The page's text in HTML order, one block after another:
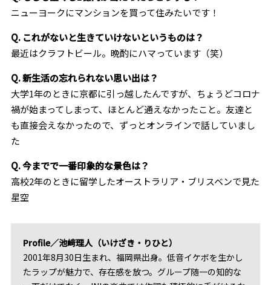
ニューヨークにマンションを買って住みたいです！
Q. これがないと生きていけないというものは？
最近はクラフトビール。晩酌にハマっています（笑）
Q. 新生活の忘れられない思い出は？
大学1年のときに京都に引っ越したんですが、ちょうどコロナ
禍が始まってしまって、ほとんど通えなかったこと。友達と
も直接会えなかったので、ずっとオンラインで話していまし
た
Q. 今までで一番印象的な景色は？
高校2年のときに留学したオーストラリア・ブリスベンで見た
星空
Profile／池﨑理人（いけざき・りひと）
2001年8月30日生まれ、福岡県出身。低音イケボを生かし
たラップが魅力で、存在感を放つ。グループ随一の知的な